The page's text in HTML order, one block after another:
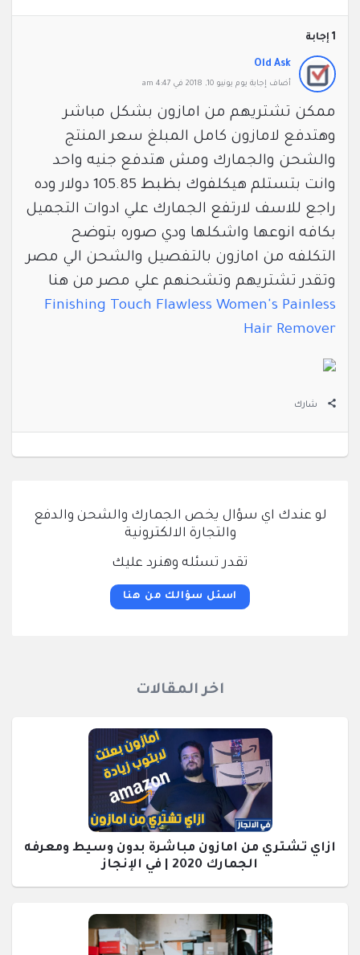
‫1 إجابة
Old Ask
‫أضاف ‫‫إجابة يوم يونيو 10, 2018 في 4:47 am
ممكن تشتريهم من امازون بشكل مباشر
وهتدفع لامازون كامل المبلغ سعر المنتج
والشحن والجمارك ومش هتدفع جنيه واحد
وانت بتستلم هيكلفوك بظبط 105.85 دولار وده
راجع للاسف لارتفع الجمارك علي ادوات التجميل
بكافه انوعها واشكلها ودي صوره بتوضح
التكلفه من امازون بالتفصيل والشحن الي مصر
وتقدر تشتريهم وتشحنهم علي مصر من هنا
Finishing Touch Flawless Women's Painless
Hair Remover
شارك
لو عندك اي سؤال يخص الجمارك والشحن والدفع
والتجارة الالكترونية
تقدر تسئله وهنرد عليك
اسئل سؤالك من هنا
اخر المقالات
ازاي تشتري من امازون مباشرة بدون وسيط ومعرفه
الجمارك 2020 | في الإنجاز